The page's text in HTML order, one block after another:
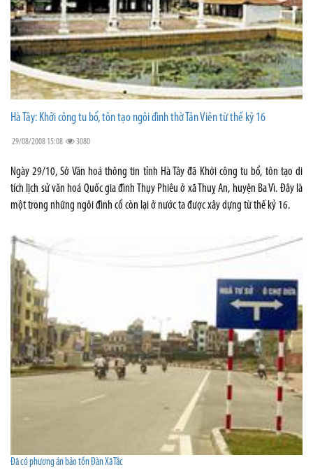
Hà Tây: Khởi công tu bổ, tôn tạo ngôi đình thờ Tản Viên từ thế kỷ 16
29/08/2008 15:08 3080
Ngày 29/10, Sở Văn hoá thông tin tỉnh Hà Tây đã Khởi công tu bổ, tôn tạo di
tích lịch sử văn hoá Quốc gia đình Thụy Phiêu ở xã Thuỵ An, huyện Ba Vì. Đây là
một trong những ngôi đình cổ còn lại ở nước ta được xây dựng từ thế kỷ 16.
Đã có phương án bảo tồn Đàn Xã Tắc